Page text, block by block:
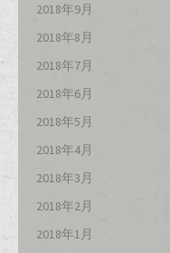
2018年9月
2018年8月
2018年7月
2018年6月
2018年5月
2018年4月
2018年3月
2018年2月
2018年1月